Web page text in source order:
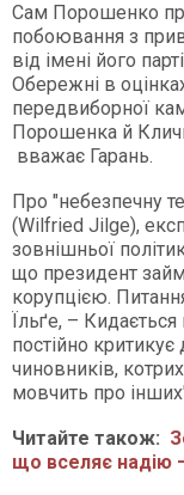
Сам Порошенко
побоювання з
від імені його
Обережні в
передвиборної
Порошенка й
вважає Гарань.
Про "небезпечну
(Wilfried Jilge),
зовнішньої
що президент
корупцією.
Їльґе, –
постійно критикує
чиновників,
мовчить про
Читайте також:
що вселяє надію